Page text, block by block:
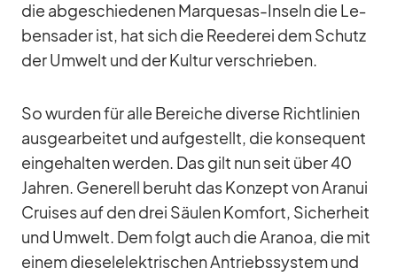
die ab­ge­schie­de­nen Mar­que­sas-In­seln die Le­
bens­ader ist, hat sich die Ree­de­rei dem Schutz
der Um­welt und der Kul­tur ver­schrie­ben.
So wur­den für alle Be­rei­che di­verse Richt­li­nien
aus­ge­ar­bei­tet und auf­ge­stellt, die kon­se­quent
ein­ge­hal­ten wer­den. Das gilt nun seit über 40
Jah­ren. Ge­ne­rell be­ruht das Kon­zept von Ara­nui
Crui­ses auf den drei Säu­len Kom­fort, Si­cher­heit
und Um­welt. Dem folgt auch die Ara­noa, die mit
ei­nem die­sel­elek­tri­schen An­triebs­sys­tem und